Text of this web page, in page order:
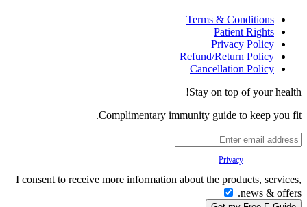
Terms & Conditions
Patient Rights
Privacy Policy
Refund/Return Policy
Cancellation Policy
Stay on top of your health!
Complimentary immunity guide to keep you fit.
Privacy
I consent to receive more information about the products, services,
news & offers.